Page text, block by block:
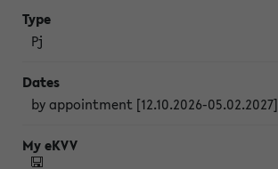
Pj
by appointment [12.10.2026-05.02.2027]